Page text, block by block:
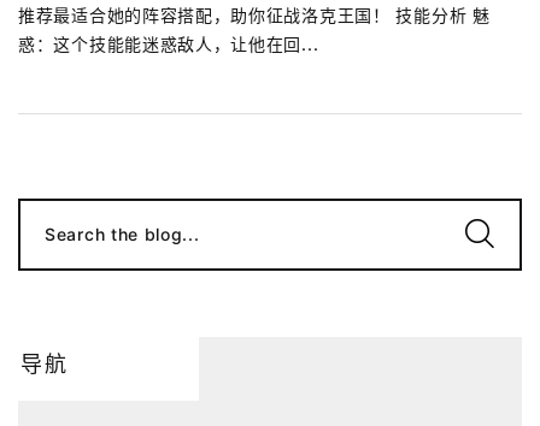
推荐最适合她的阵容搭配，助你征战洛克王国！ 技能分析 魅
惑：这个技能能迷惑敌人，让他在回...
Search the blog...
导航